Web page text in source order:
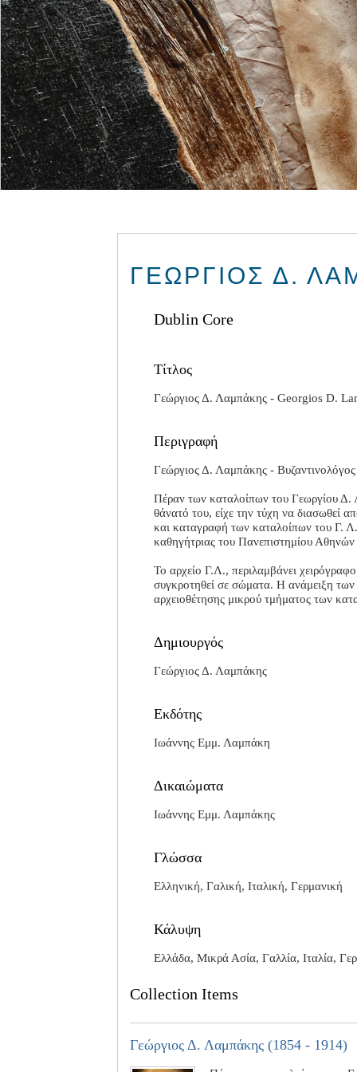
ΓΕΏΡΓΙΟΣ Δ.
Dublin Core
Τίτλος
Γεώργιος Δ. Λαμπάκης - Georgios D.
Περιγραφή
Γεώργιος Δ. Λαμπάκης - Βυζαντινολόγος
Πέραν των καταλοίπων του Γεωργίου Δ.
θάνατό του, είχε την τύχη να διασωθεί
και καταγραφή των καταλοίπων του Γ.
καθηγήτριας του Πανεπιστημίου
Το αρχείο Γ.Λ., περιλαμβάνει
συγκροτηθεί σε σώματα. Η ανάμειξη των
αρχειοθέτησης μικρού τμήματος των
Δημιουργός
Γεώργιος Δ. Λαμπάκης
Εκδότης
Ιωάννης Εμμ. Λαμπάκη
Δικαιώματα
Ιωάννης Εμμ. Λαμπάκης
Γλώσσα
Ελληνική, Γαλική, Ιταλική, Γερμανική
Κάλυψη
Ελλάδα, Μικρά Ασία, Γαλλία, Ιταλία,
Collection Items
Γεώργιος Δ. Λαμπάκης (1854 - 1914)